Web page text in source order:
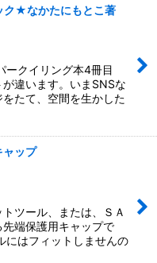
★なかたにもとこ著
ークイリング本4冊目
違います。いまSNSな
たて、空間を生かした
ャップ
ツール、または、ＳＡ
端保護用キャップで
にはフィットしませんの